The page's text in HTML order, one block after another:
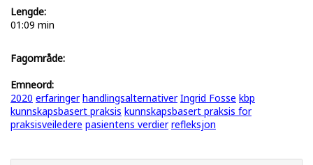
Lengde:
01:09 min
Fagområde:
Emneord:
2020 erfaringer handlingsalternativer Ingrid Fosse kbp
kunnskapsbasert praksis kunnskapsbasert praksis for
praksisveiledere pasientens verdier refleksjon